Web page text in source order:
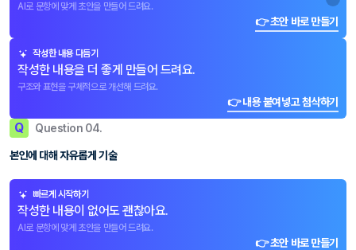
AI로 문항에 맞게 초안을 만들어 드려요.
👉 초안 바로 만들기
작성한 내용 다듬기
작성한 내용을 더 좋게 만들어 드려요.
구조와 표현을 구체적으로 개선해 드려요.
👉 내용 붙여넣고 첨삭하기
Q Question 04.
본인에 대해 자유롭게 기술
빠르게 시작하기
작성한 내용이 없어도 괜찮아요.
AI로 문항에 맞게 초안을 만들어 드려요.
👉 초안 바로 만들기